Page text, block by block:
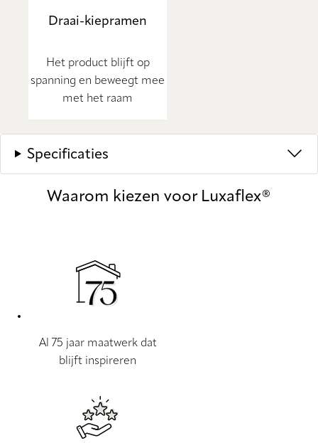
Draai-kiepramen
Het product blijft op
spanning en beweegt mee
met het raam
Specificaties
Waarom kiezen voor Luxaflex®
Al 75 jaar maatwerk dat
blijft inspireren